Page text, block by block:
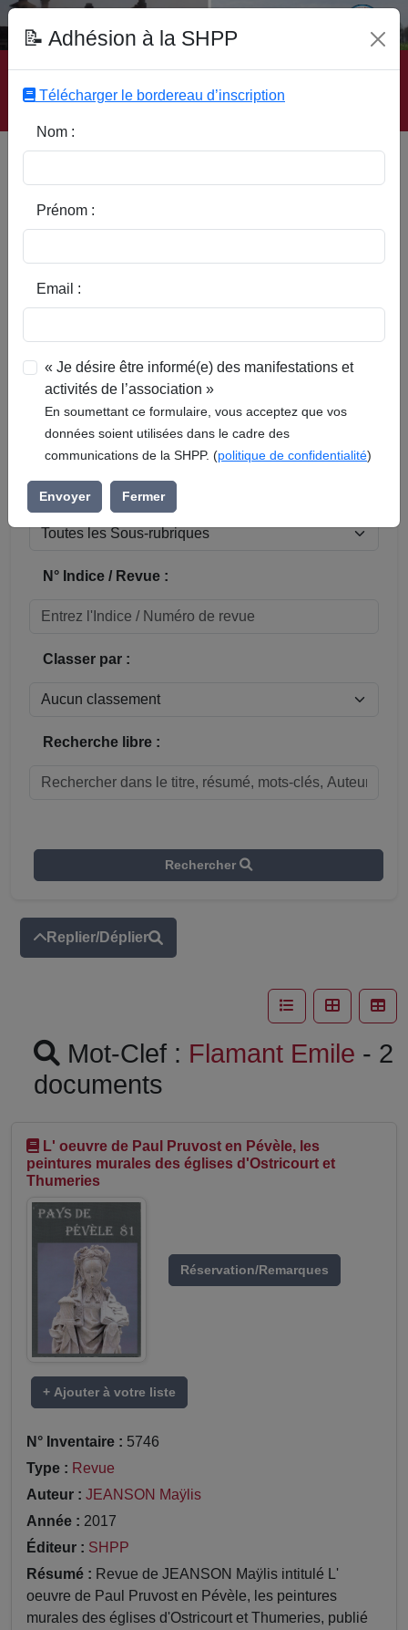
Accueil | Site SHPP | Auteurs | Editeurs | Rubriques |
Sous-Rubriques | Mots-Clefs | Contact
Réinitialiser
Sous-rubrique / Commune :
N° Indice / Revue :
Classer par :
Recherche libre :
Rechercher
Replier/Déplier
Mot-Clef : Flamant Emile - 2
documents
L' oeuvre de Paul Pruvost en Pévèle, les
peintures murales des églises d'Ostricourt et
Thumeries
Réservation/Remarques
+ Ajouter à votre liste
N° Inventaire : 5746
Type : Revue
Auteur : JEANSON Maÿlis
Année : 2017
Éditeur : SHPP
Résumé : Revue de JEANSON Maÿlis intitulé L'
oeuvre de Paul Pruvost en Pévèle, les peintures
murales des églises d'Ostricourt et Thumeries, publié
📝 Adhésion à la SHPP
Télécharger le bordereau d’inscription
Nom :
Prénom :
Email :
« Je désire être informé(e) des manifestations et
activités de l’association »
En soumettant ce formulaire, vous acceptez que vos
données soient utilisées dans le cadre des
communications de la SHPP. (politique de confidentialité)
Envoyer Fermer